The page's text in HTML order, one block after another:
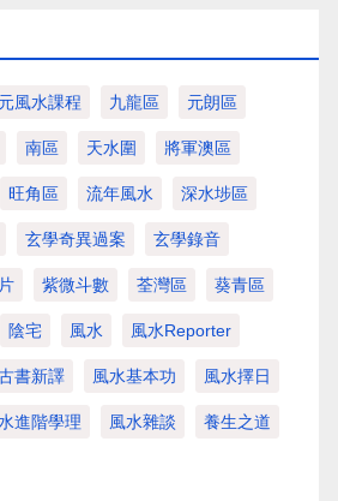
風水課程 九龍區 元朗區
南區 天水圍 將軍澳區
旺角區 流年風水 深水埗區
玄學奇異過案 玄學錄音
紫微斗數 荃灣區 葵青區
陰宅 風水 風水Reporter
書新譯 風水基本功 風水擇日
進階學理 風水雜談 養生之道